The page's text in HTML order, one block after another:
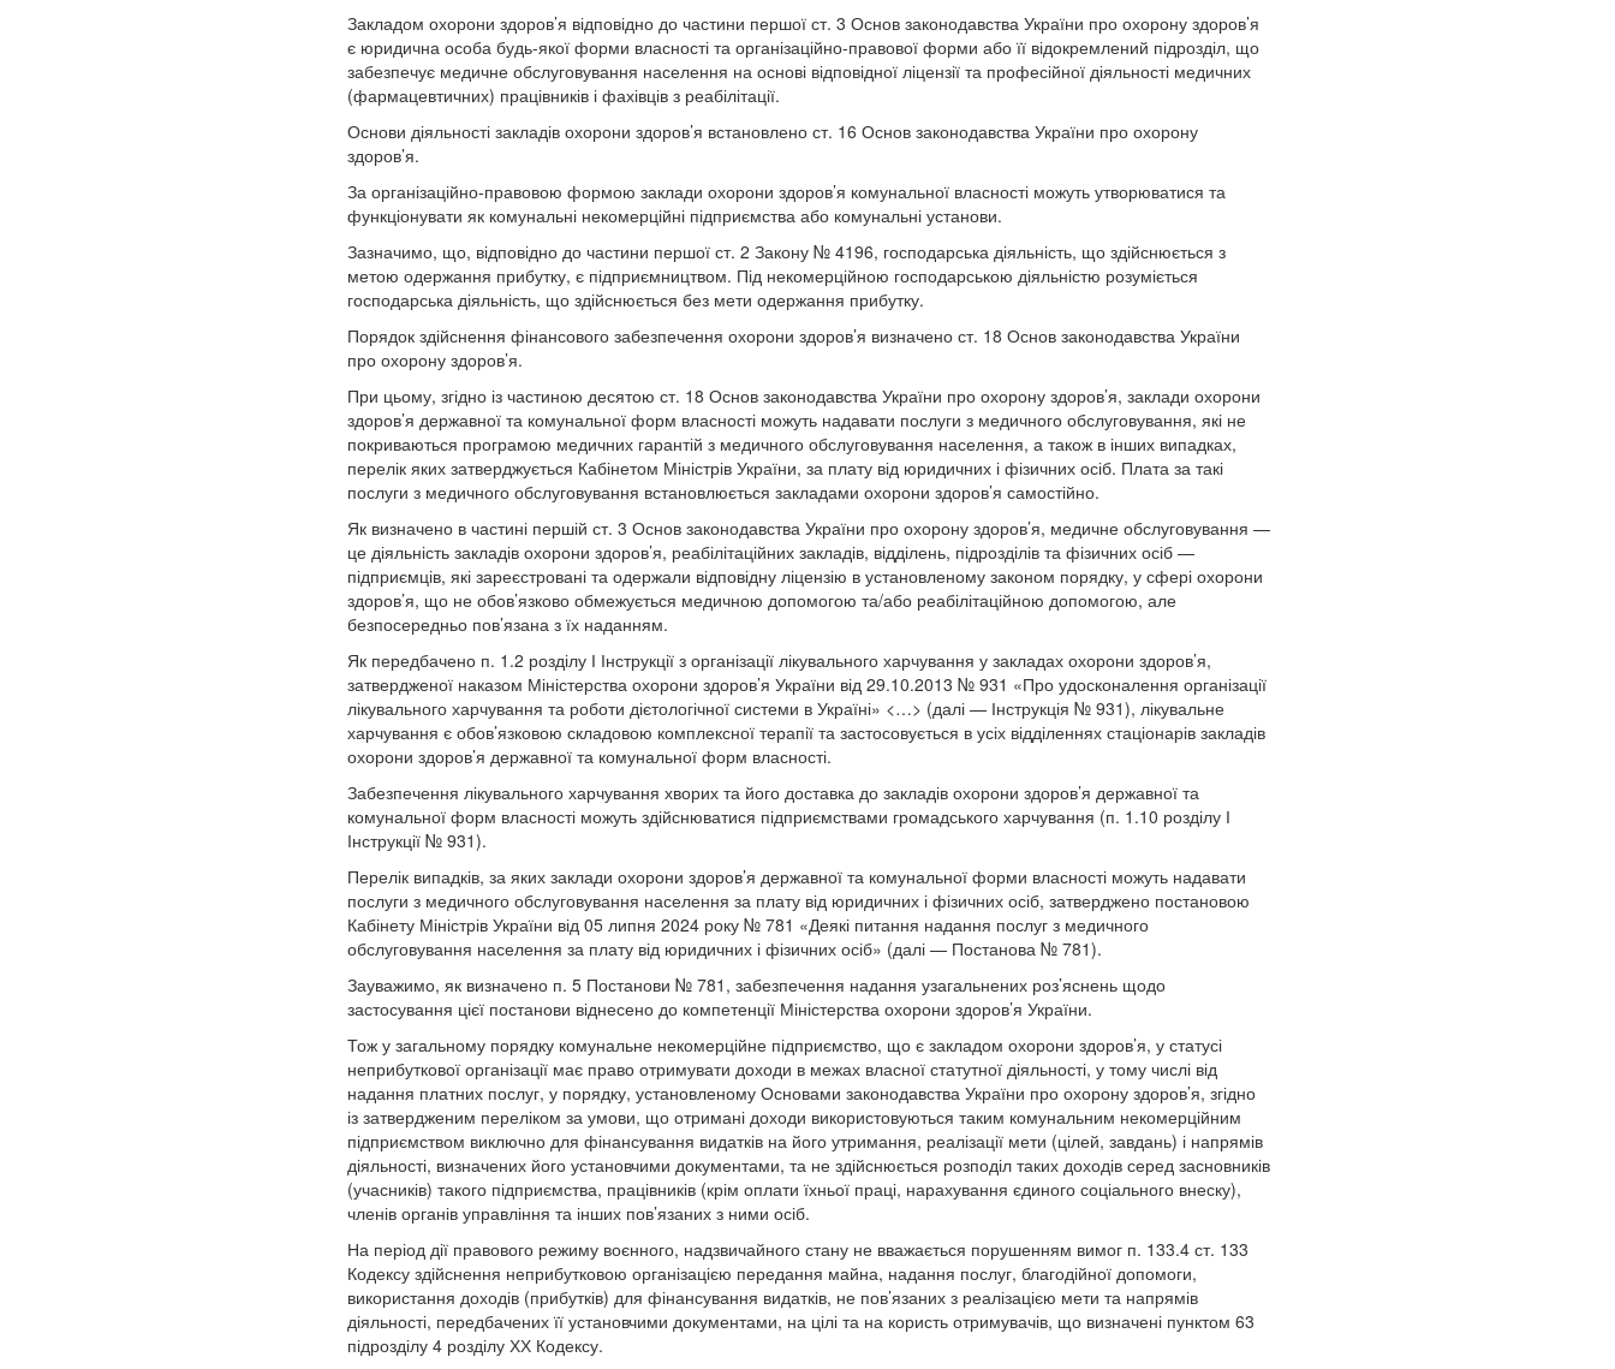
Закладом охорони здоров’я відповідно до частини першої ст. 3 Основ законодавства України про охорону здоров’я
є юридична особа будь-якої форми власності та організаційно-правової форми або її відокремлений підрозділ, що
забезпечує медичне обслуговування населення на основі відповідної ліцензії та професійної діяльності медичних
(фармацевтичних) працівників і фахівців з реабілітації.
Основи діяльності закладів охорони здоров’я встановлено ст. 16 Основ законодавства України про охорону
здоров’я.
За організаційно-правовою формою заклади охорони здоров’я комунальної власності можуть утворюватися та
функціонувати як комунальні некомерційні підприємства або комунальні установи.
Зазначимо, що, відповідно до частини першої ст. 2 Закону № 4196, господарська діяльність, що здійснюється з
метою одержання прибутку, є підприємництвом. Під некомерційною господарською діяльністю розуміється
господарська діяльність, що здійснюється без мети одержання прибутку.
Порядок здійснення фінансового забезпечення охорони здоров’я визначено ст. 18 Основ законодавства України
про охорону здоров’я.
При цьому, згідно із частиною десятою ст. 18 Основ законодавства України про охорону здоров’я, заклади охорони
здоров’я державної та комунальної форм власності можуть надавати послуги з медичного обслуговування, які не
покриваються програмою медичних гарантій з медичного обслуговування населення, а також в інших випадках,
перелік яких затверджується Кабінетом Міністрів України, за плату від юридичних і фізичних осіб. Плата за такі
послуги з медичного обслуговування встановлюється закладами охорони здоров’я самостійно.
Як визначено в частині першій ст. 3 Основ законодавства України про охорону здоров’я, медичне обслуговування —
це діяльність закладів охорони здоров’я, реабілітаційних закладів, відділень, підрозділів та фізичних осіб —
підприємців, які зареєстровані та одержали відповідну ліцензію в установленому законом порядку, у сфері охорони
здоров’я, що не обов’язково обмежується медичною допомогою та/або реабілітаційною допомогою, але
безпосередньо пов’язана з їх наданням.
Як передбачено п. 1.2 розділу І Інструкції з організації лікувального харчування у закладах охорони здоров’я,
затвердженої наказом Міністерства охорони здоров’я України від 29.10.2013 № 931 «Про удосконалення організації
лікувального харчування та роботи дієтологічної системи в Україні» <…> (далі — Інструкція № 931), лікувальне
харчування є обов’язковою складовою комплексної терапії та застосовується в усіх відділеннях стаціонарів закладів
охорони здоров’я державної та комунальної форм власності.
Забезпечення лікувального харчування хворих та його доставка до закладів охорони здоров’я державної та
комунальної форм власності можуть здійснюватися підприємствами громадського харчування (п. 1.10 розділу І
Інструкції № 931).
Перелік випадків, за яких заклади охорони здоров’я державної та комунальної форми власності можуть надавати
послуги з медичного обслуговування населення за плату від юридичних і фізичних осіб, затверджено постановою
Кабінету Міністрів України від 05 липня 2024 року № 781 «Деякі питання надання послуг з медичного
обслуговування населення за плату від юридичних і фізичних осіб» (далі — Постанова № 781).
Зауважимо, як визначено п. 5 Постанови № 781, забезпечення надання узагальнених роз’яснень щодо
застосування цієї постанови віднесено до компетенції Міністерства охорони здоров’я України.
Тож у загальному порядку комунальне некомерційне підприємство, що є закладом охорони здоров’я, у статусі
неприбуткової організації має право отримувати доходи в межах власної статутної діяльності, у тому числі від
надання платних послуг, у порядку, установленому Основами законодавства України про охорону здоров’я, згідно
із затвердженим переліком за умови, що отримані доходи використовуються таким комунальним некомерційним
підприємством виключно для фінансування видатків на його утримання, реалізації мети (цілей, завдань) і напрямів
діяльності, визначених його установчими документами, та не здійснюється розподіл таких доходів серед засновників
(учасників) такого підприємства, працівників (крім оплати їхньої праці, нарахування єдиного соціального внеску),
членів органів управління та інших пов’язаних з ними осіб.
На період дії правового режиму воєнного, надзвичайного стану не вважається порушенням вимог п. 133.4 ст. 133
Кодексу здійснення неприбутковою організацією передання майна, надання послуг, благодійної допомоги,
використання доходів (прибутків) для фінансування видатків, не пов’язаних з реалізацією мети та напрямів
діяльності, передбачених її установчими документами, на цілі та на користь отримувачів, що визначені пунктом 63
підрозділу 4 розділу ХХ Кодексу.